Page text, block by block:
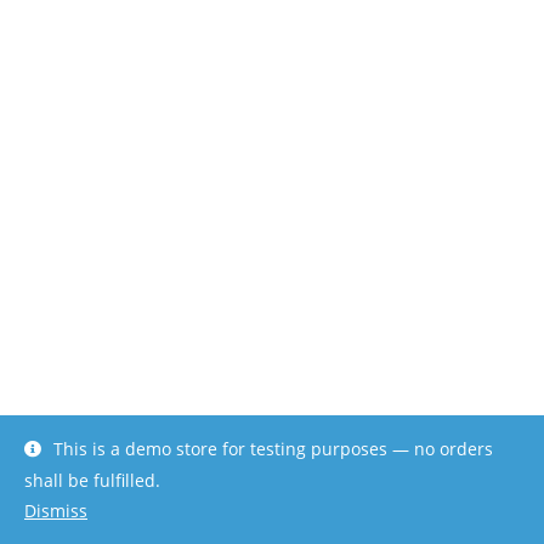
This is a demo store for testing purposes — no orders
shall be fulfilled.
Dismiss